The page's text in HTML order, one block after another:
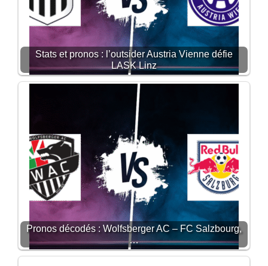
Stats et pronos : l’outsider Austria Vienne défie
LASK Linz
Pronos décodés : Wolfsberger AC – FC Salzbourg,
…